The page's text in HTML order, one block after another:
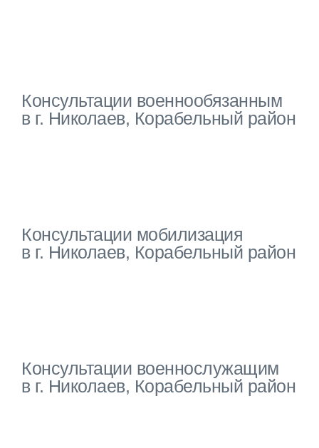
Консультации военнообязанным
в г. Николаев, Корабельный район
Консультации мобилизация
в г. Николаев, Корабельный район
Консультации военнослужащим
в г. Николаев, Корабельный район